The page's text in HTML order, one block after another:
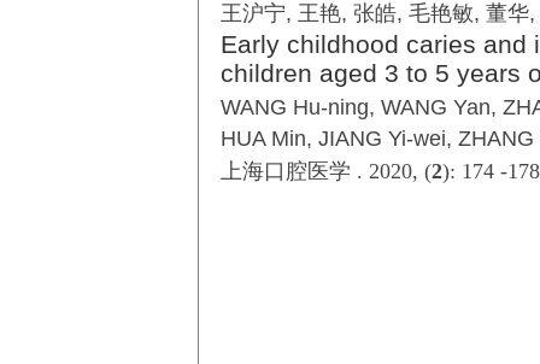
王沪宁, 王艳, 张皓, 毛艳敏, 董华
Early childhood caries and
children aged 3 to 5 years
WANG Hu-ning, WANG Yan,
HUA Min, JIANG Yi-wei, ZHANG
上海口腔医学 . 2020, (2): 174 -